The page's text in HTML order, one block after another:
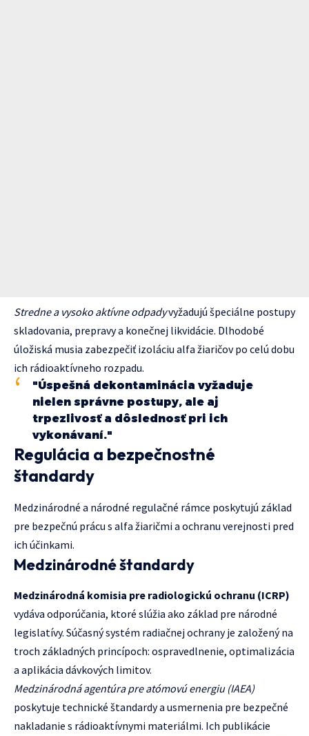
Stredne a vysoko aktívne odpadyvyžadujú špeciálne postupy
skladovania, prepravy a konečnej likvidácie. Dlhodobé
úložiská musia zabezpečiť izoláciu alfa žiaričov po celú dobu
ich rádioaktívneho rozpadu.
"Úspešná dekontaminácia vyžaduje
nielen správne postupy, ale aj
trpezlivosť a dôslednosť pri ich
vykonávaní."
Regulácia a bezpečnostné
štandardy
Medzinárodné a národné regulačné rámce poskytujú základ
pre bezpečnú prácu s alfa žiaričmi a ochranu verejnosti pred
ich účinkami.
Medzinárodné štandardy
Medzinárodná komisia pre radiologickú ochranu (ICRP)
vydáva odporúčania, ktoré slúžia ako základ pre národné
legislatívy. Súčasný systém radiačnej ochrany je založený na
troch základných princípoch: ospravedlnenie, optimalizácia
a aplikácia dávkových limitov.
Medzinárodná agentúra pre atómovú energiu (IAEA)
poskytuje technické štandardy a usmernenia pre bezpečné
nakladanie s rádioaktívnymi materiálmi. Ich publikácie